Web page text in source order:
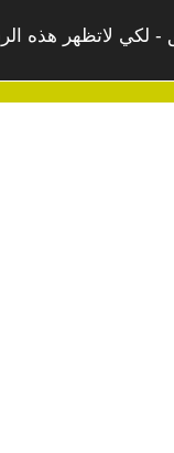
- لكي لاتظهر هذه